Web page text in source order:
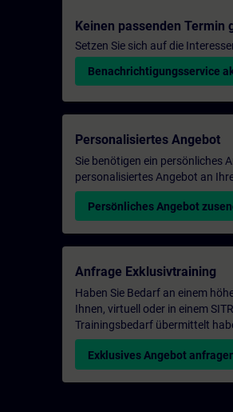
Keinen passenden Termin
Setzen Sie sich auf die
Benachrichtigungsservice
Personalisiertes Angebot
Sie benötigen ein persönliches
personalisiertes Angebot an
Persönliches Angebot
Anfrage Exklusivtraining
Haben Sie Bedarf an einem
Ihnen, virtuell oder in einem
Trainingsbedarf übermittelt
Exklusives Angebot